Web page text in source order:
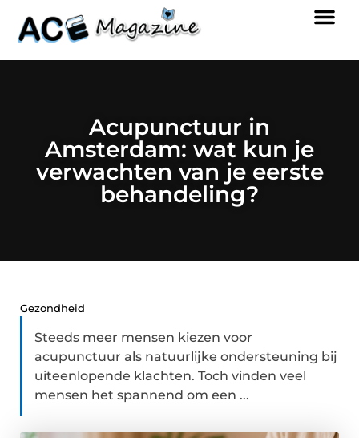
Acupunctuur in
Amsterdam: wat kun je
verwachten van je eerste
behandeling?
Gezondheid
Steeds meer mensen kiezen voor
acupunctuur als natuurlijke ondersteuning bij
uiteenlopende klachten. Toch vinden veel
mensen het spannend om een ...